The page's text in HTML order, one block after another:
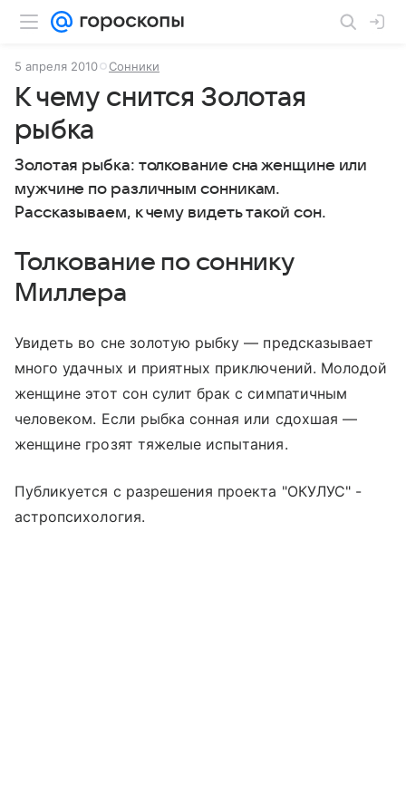
5 апреля 2010 Сонники
К чему снится Золотая
рыбка
Золотая рыбка: толкование сна женщине или
мужчине по различным сонникам.
Рассказываем, к чему видеть такой сон.
Толкование по соннику
Миллера
Увидеть во сне золотую рыбку — предсказывает
много удачных и приятных приключений. Молодой
женщине этот сон сулит брак с симпатичным
человеком. Если рыбка сонная или сдохшая —
женщине грозят тяжелые испытания.
Публикуется с разрешения проекта "ОКУЛУС" -
астропсихология.